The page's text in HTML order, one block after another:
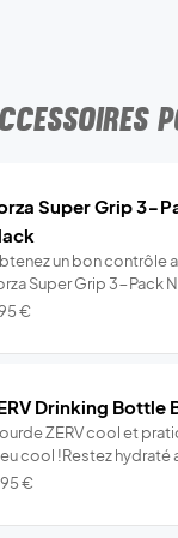
Super Grip 3-
un bon contrôle
Super Grip 3-Pack
Info
€
Drinking Bottle
ZERV cool et
cool !Restez hydraté
Info
€